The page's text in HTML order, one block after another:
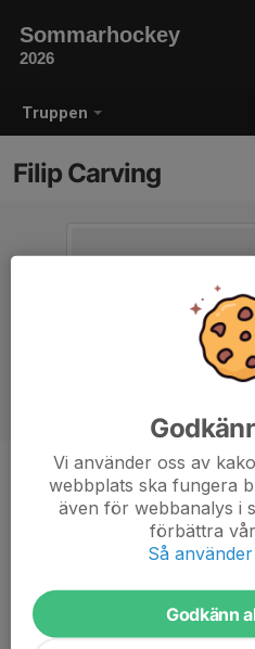
Truppen
Sommarhockey
2026
Filip Carving
Position
-
49 år
Vi använder oss av
webbplats ska fungera
även för webbanalys i
förbättra
Så
Godkänn